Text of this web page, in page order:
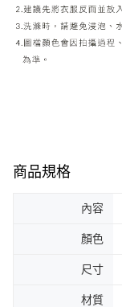
商品規格
內容
顏色
尺寸
材質